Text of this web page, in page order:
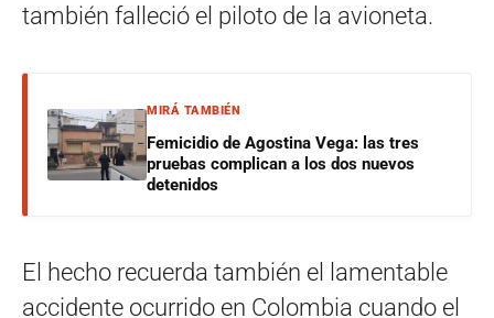
también falleció el piloto de la avioneta.
MIRÁ TAMBIÉN
Femicidio de Agostina Vega: las tres
pruebas complican a los dos nuevos
detenidos
El hecho recuerda también el lamentable
accidente ocurrido en Colombia cuando el